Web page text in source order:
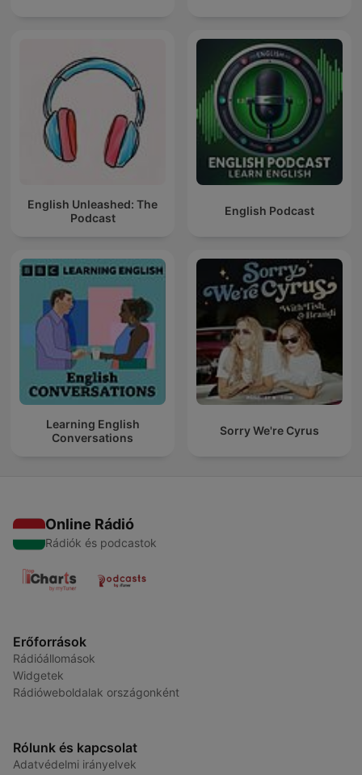
English Unleashed: The
Podcast
English Podcast
Learning English
Conversations
Sorry We're Cyrus
Online Rádió
Rádiók és podcastok
Erőforrások
Rádióállomások
Widgetek
Rádióweboldalak országonként
Rólunk és kapcsolat
Adatvédelmi irányelvek